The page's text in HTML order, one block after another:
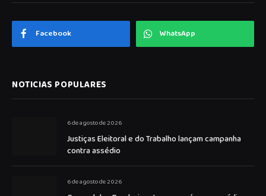
Facebook WhatsApp
NOTICIAS POPULARES
6 de agosto de 2026
Justiças Eleitoral e do Trabalho lançam campanha
contra assédio
6 de agosto de 2026